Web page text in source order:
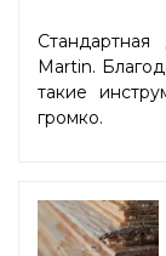
Martin.
такие
громко.